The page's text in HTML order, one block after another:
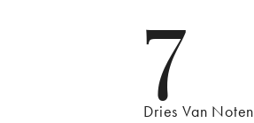
7
Dries Van Noten